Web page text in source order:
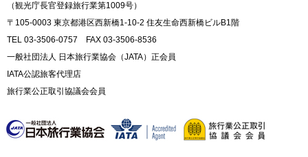
（観光庁長官登録旅行業第1009号）
〒105-0003 東京都港区西新橋1-10-2 住友生命西新橋ビルB1階
TEL 03-3506-0757 FAX 03-3506-8536
一般社団法人 日本旅行業協会（JATA）正会員
IATA公認旅客代理店
旅行業公正取引協議会会員